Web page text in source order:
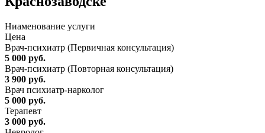
Ниaменование услуги
Цена
Врач-психиатр (Первичная консультация)
5 000 руб.
Врач-психиатр (Повторная консультация)
3 900 руб.
Врач психиатр-нарколог
5 000 руб.
Терапевт
3 000 руб.